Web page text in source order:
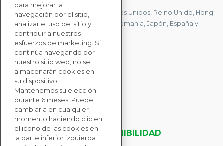
Tenemos oficinas en Francia, Estados Unidos, Reino Unido, Hong
Kong, Mauricio, Polonia, Canadá, Alemania, Japón, España y
Singapur.
CONTACTE CON
NOSOTROS
SOLUCIONES
PARA EMPRESAS
EVALUACIONES DE SOSTENIBILIDAD
para mejorar la
navegación por el sitio,
analizar el uso del sitio y
contribuir a nuestros
esfuerzos de marketing. Si
continúa navegando por
nuestro sitio web, no se
almacenarán cookies en
su dispositivo.
Mantenemos su elección
durante 6 meses. Puede
cambiarla en cualquier
momento haciendo clic en
el icono de las cookies en
la parte inferior izquierda